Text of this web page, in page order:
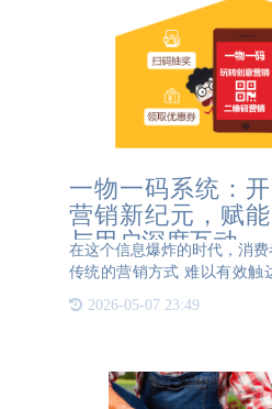
一物一码系统：
营销新纪元，赋
与用户深度互动
在这个信息爆炸的时代，消费
传统的营销方式 难以有效触
系统的出现，为品牌营销带来
过为每个产品赋予唯一的身份
2026-05-07 23:49